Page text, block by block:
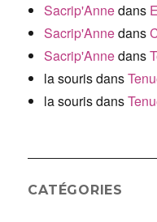
Sacrip'Annedans
Sacrip'Annedans
Sacrip'Annedans
la sourisdans
la sourisdans
CATÉGORIES